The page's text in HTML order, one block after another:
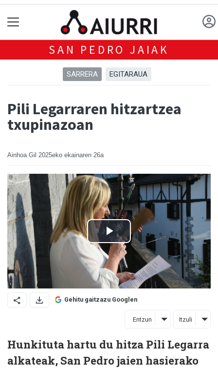
SAN PEDRO JAIAK
SARRERA EGITARAUA
Pili Legarraren hitzartzea
txupinazoan
Ainhoa Gil 2025eko ekainaren 26a
Gehitu gaitzazu Googlen
Entzun Itzuli
Hunkituta hartu du hitza Pili Legarra
alkateak, San Pedro jaien hasierako